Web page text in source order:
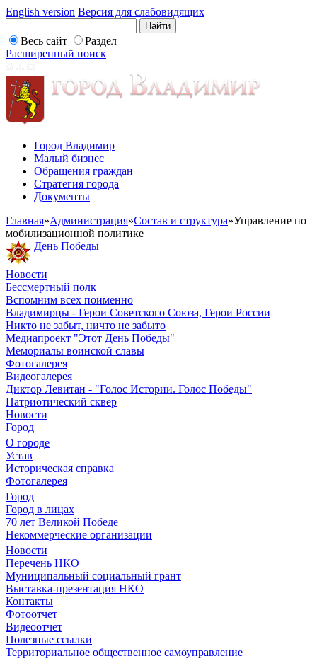
English version Версия для слабовидящих
Весь сайт
Раздел
Расширенный поиск
Город Владимир
Малый бизнес
Обращения граждан
Стратегия города
Документы
Главная»Администрация»Состав и структура»Управление по
мобилизационной политике
День Победы
Новости
Бессмертный полк
Вспомним всех поименно
Владимирцы - Герои Советского Союза, Герои России
Никто не забыт, ничто не забыто
Медиапроект "Этот День Победы"
Мемориалы воинской славы
Фотогалерея
Видеогалерея
Диктор Левитан - "Голос Истории. Голос Победы"
Патриотический сквер
Новости
Город
О городе
Устав
Историческая справка
Фотогалерея
Город
Город в лицах
70 лет Великой Победе
Некоммерческие организации
Новости
Перечень НКО
Муниципальный социальный грант
Выставка-презентация НКО
Контакты
Фотоотчет
Видеоотчет
Полезные ссылки
Территориальное общественное самоуправление